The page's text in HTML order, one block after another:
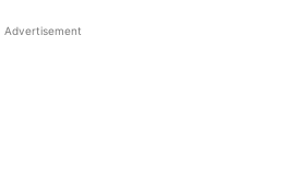
Advertisement